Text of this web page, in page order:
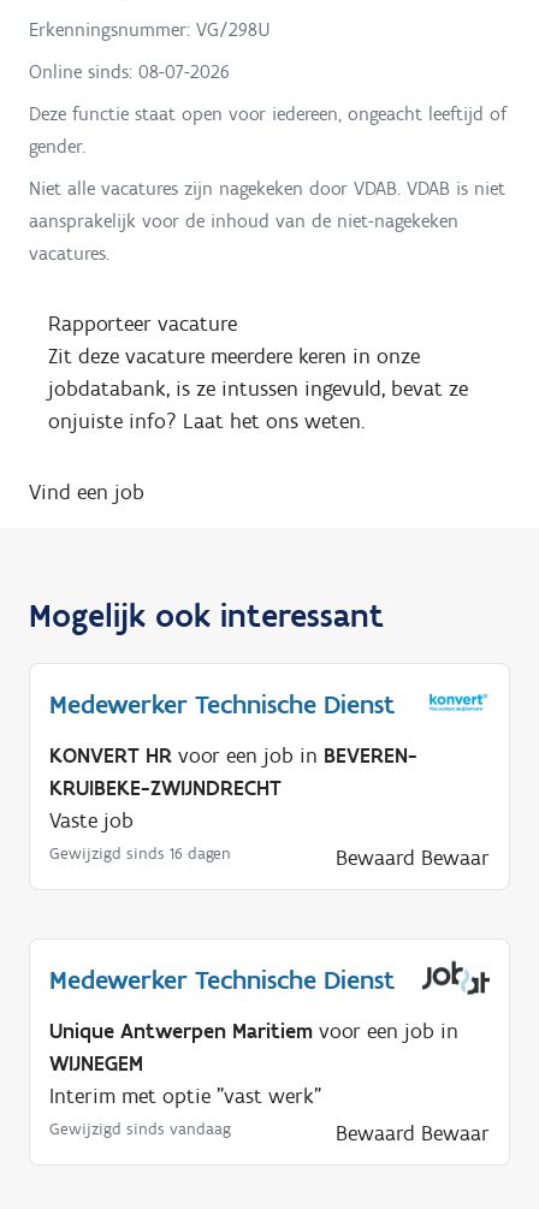
Erkenningsnummer: VG/298U
Online sinds: 08-07-2026
Deze functie staat open voor iedereen, ongeacht leeftijd of
gender.
Niet alle vacatures zijn nagekeken door VDAB. VDAB is niet
aansprakelijk voor de inhoud van de niet-nagekeken
vacatures.
Rapporteer vacature
Zit deze vacature meerdere keren in onze
jobdatabank, is ze intussen ingevuld, bevat ze
onjuiste info? Laat het ons weten.
Vind een job
Mogelijk ook interessant
Medewerker Technische Dienst
KONVERT HR voor een job in BEVEREN-
KRUIBEKE-ZWIJNDRECHT
Vaste job
Gewijzigd sinds 16 dagen Bewaard Bewaar
Medewerker Technische Dienst
Unique Antwerpen Maritiem voor een job in
WIJNEGEM
Interim met optie "vast werk"
Gewijzigd sinds vandaag Bewaard Bewaar